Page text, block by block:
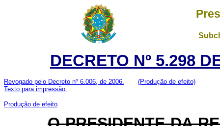
DECRETO Nº 5.298
Revogado pelo Decreto nº 6.006, de 2006.
(Produção de efeito)
Texto para impressão.
Produção de efeito